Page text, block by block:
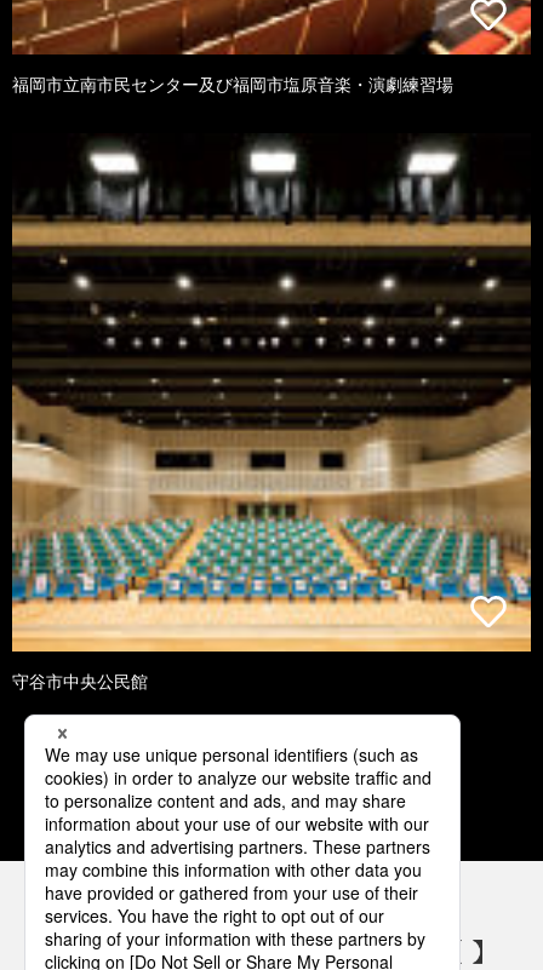
福岡市立南市民センター及び福岡市塩原音楽・演劇練習場
守谷市中央公民館
3 4 5 6 7
パナソニックの電気設備 SNSアカウント